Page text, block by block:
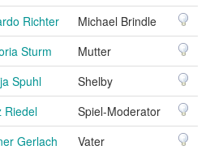
Richter
Michael Brindle
Sturm
Mutter
Spuhl
Shelby
Riedel
Spiel-Moderator
Gerlach
Vater